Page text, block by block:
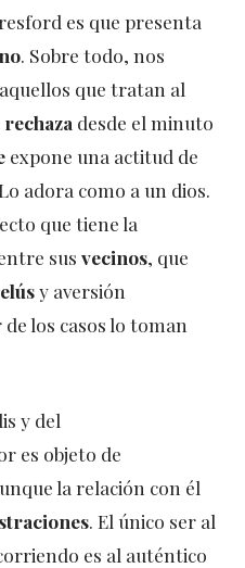
es que presenta
. Sobre todo, nos
que tratan al
rechaza desde el minuto
expone una actitud de
adora como a un dios.
que tiene la
susvecinos, que
y aversión
los casos lo toman
y del
es objeto de
la relación con él
. El único ser al
es al auténtico